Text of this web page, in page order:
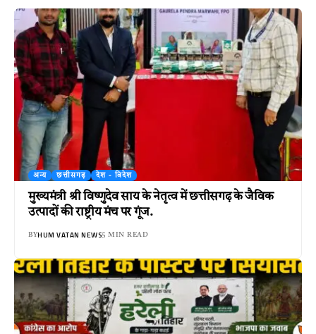
अन्य छत्तीसगढ़ देश - विदेश
मुख्यमंत्री श्री विष्णुदेव साय के नेतृत्व में छत्तीसगढ़ के जैविक
उत्पादों की राष्ट्रीय मंच पर गूंज.
BYHUM VATAN NEWS5 MIN READ